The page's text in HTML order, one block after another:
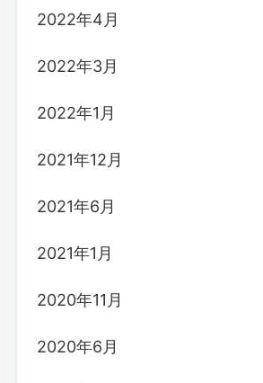
2022年4月
2022年3月
2022年1月
2021年12月
2021年6月
2021年1月
2020年11月
2020年6月